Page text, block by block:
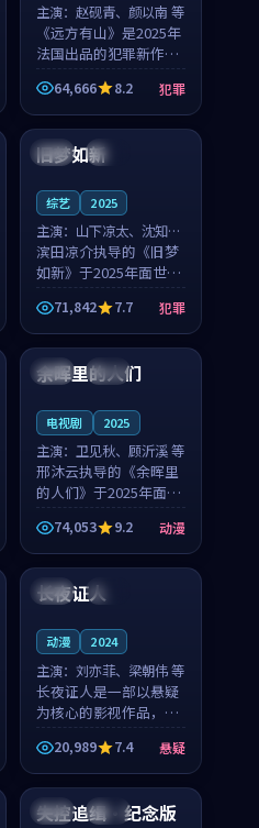
主演： 赵砚青、颜以南 等
《远方有山》是2025年
法国出品的犯罪新作，
主创团队希望用高校追
梦的故事让观众停下来
想一想。赵砚青领衔，
颜以南担任重要角色，
山田纯一的叙事节奏
64,666 8.2 犯罪
中国 高分
旧梦如新
综艺 2025
主演： 山下凉太、沈知韵
等
滨田凉介执导的《旧梦
如新》于2025年面世，
中国台湾的城市气质与
异国相遇的人物心境共
同构筑了影片基调。山
下凉太、沈知韵用细腻
的表演撑起整部犯罪
71,842 7.7 犯罪
泰国 完结
余晖里的人们
电视剧 2025
主演： 卫见秋、顾沂溪 等
邢沐云执导的《余晖里
的人们》于2025年面
世，泰国的城市气质与
小镇生活的人物心境共
同构筑了影片基调。卫
见秋、顾沂溪用细腻的
表演撑起整部动漫电
74,053 9.2 动漫
中国 热播
长夜证人
动漫 2024
主演： 刘亦菲、梁朝伟 等
长夜证人是一部以悬疑
为核心的影视作品，围
绕危机、反转与人物成
长展开，整体节奏紧
凑，值得推荐观看。
20,989 7.4 悬疑
中国 独播
失控追缉·纪念版